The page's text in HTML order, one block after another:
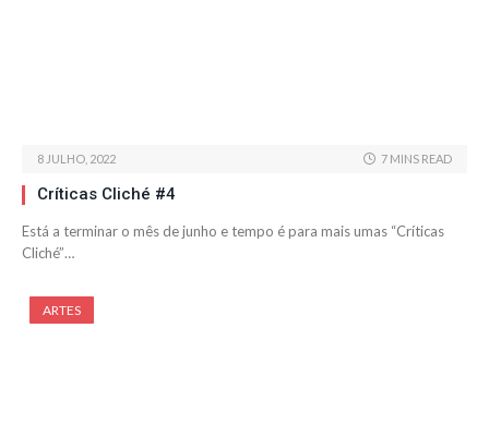
8 JULHO, 2022 7 MINS READ
Críticas Cliché #4
Está a terminar o mês de junho e tempo é para mais umas “Críticas
Cliché”…
ARTES